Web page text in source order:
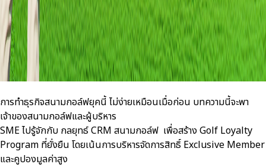
การทำธุรกิจสนามกอล์ฟยุคนี้ ไม่ง่ายเหมือนเมื่อก่อน บทความนี้จะพา
เจ้าของสนามกอล์ฟและผู้บริหาร
SME ไปรู้จักกับ กลยุทธ์ CRM สนามกอล์ฟ เพื่อสร้าง Golf Loyalty
Program ที่ยั่งยืน โดยเน้นการบริหารจัดการสิทธิ์ Exclusive Member
และคูปองมูลค่าสูง